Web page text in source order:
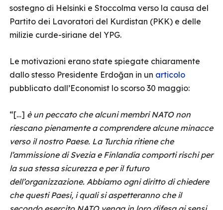
sostegno di Helsinki e Stoccolma verso la causa del
Partito dei Lavoratori del Kurdistan (PKK) e delle
milizie curde-siriane del YPG.
Le motivazioni erano state spiegate chiaramente
dallo stesso Presidente Erdoğan in un articolo
pubblicato dall’Economist lo scorso 30 maggio:
“[…] è un peccato che alcuni membri NATO non
riescano pienamente a comprendere alcune minacce
verso il nostro Paese. La Turchia ritiene che
l’ammissione di Svezia e Finlandia comporti rischi per
la sua stessa sicurezza e per il futuro
dell’organizzazione. Abbiamo ogni diritto di chiedere
che questi Paesi, i quali si aspetteranno che il